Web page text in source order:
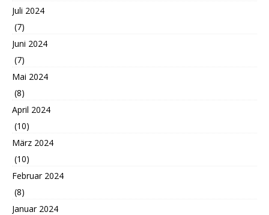
Juli 2024
(7)
Juni 2024
(7)
Mai 2024
(8)
April 2024
(10)
März 2024
(10)
Februar 2024
(8)
Januar 2024